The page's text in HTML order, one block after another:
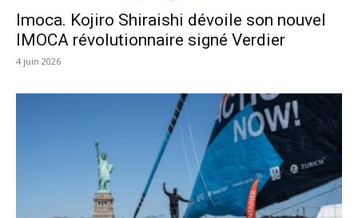
Imoca. Kojiro Shiraishi dévoile son nouvel
IMOCA révolutionnaire signé Verdier
4 juin 2026